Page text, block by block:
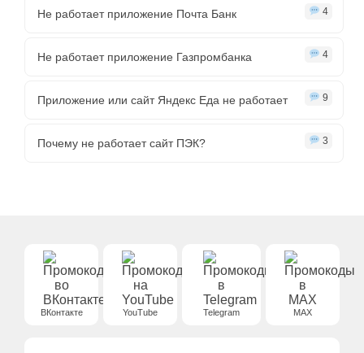
Не работает приложение Почта Банк 4
Не работает приложение Газпромбанка 4
Приложение или сайт Яндекс Еда не работает 9
Почему не работает сайт ПЭК? 3
ВКонтакте YouTube Telegram MAX